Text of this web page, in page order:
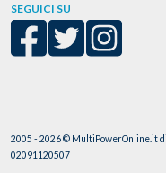
SEGUICI SU
2005 - 2026 © MultiPowerOnline.it
02091120507